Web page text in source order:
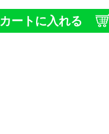
カートに入れる